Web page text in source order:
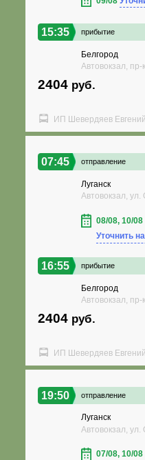
15:35 прибытие
Белгород
Автовокзал, пр-
2404 руб.
ИП Шевердяев
07:45 отправление
Луганск
Автовокзал,
08/08, 10/08
Уточнить
16:55 прибытие
Белгород
Автовокзал,
2404 руб.
ИП Шевердяев
19:50 отправление
Луганск
Автовокзал,
07/08, 10/08